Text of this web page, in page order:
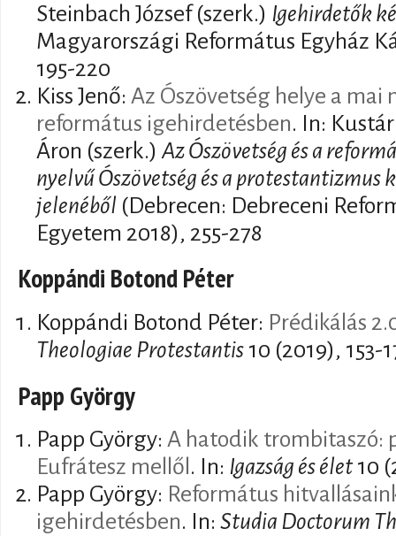
Steinbach József (szerk.) Igehirdetők
Magyarországi Református Egyház
195-220
Kiss Jenő: Az Ószövetség helye a mai
református igehirdetésben. In:
Áron (szerk.) Az Ószövetség és a
nyelvű Ószövetség és a
jelenéből (Debrecen: Debreceni
Egyetem 2018), 255-278
Koppándi Botond Péter
Koppándi Botond Péter: Prédikálás
Theologiae Protestantis 10 (2019), 153-
Papp György
Papp György: A hatodik trombitaszó:
Eufrátesz mellől . In: Igazság és élet10
Papp György: Református
igehirdetésben. In: Studia Doctorum